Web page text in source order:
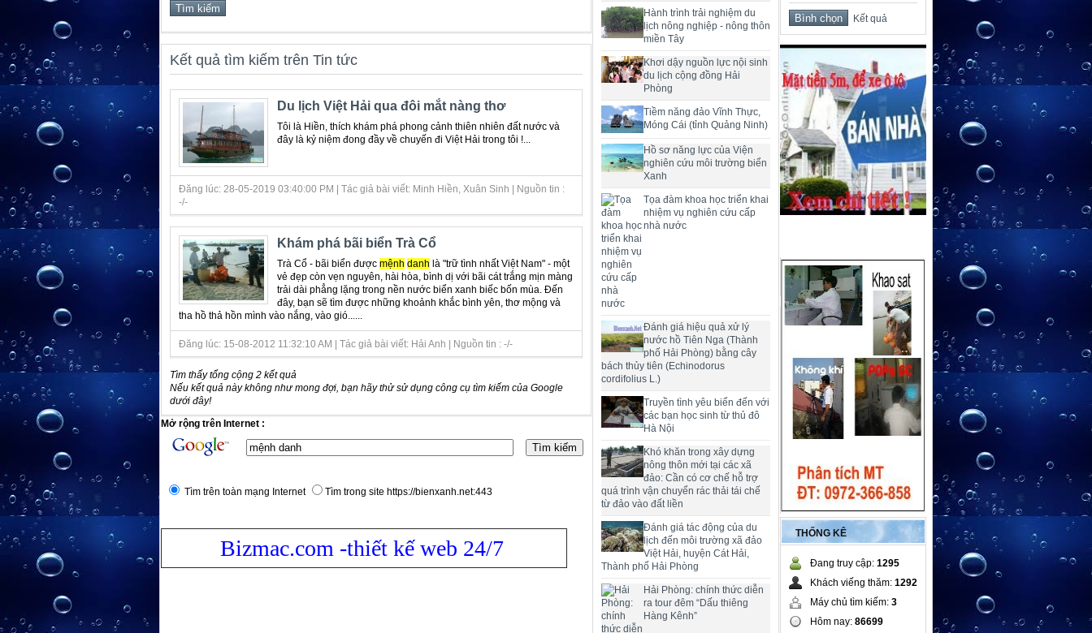
Kết quả tìm kiếm trên Tin tức
Du lịch Việt Hải qua đôi mắt nàng thơ
Tôi là Hiền, thích khám phá phong cảnh thiên nhiên đất nước và
đây là kỷ niệm đong đầy về chuyến đi Việt Hải trong tôi !...
Đăng lúc: 28-05-2019 03:40:00 PM | Tác giả bài viết: Minh Hiền, Xuân Sinh | Nguồn tin :
-/-
Khám phá bãi biển Trà Cổ
Trà Cổ - bãi biển được mệnh danh là "trữ tình nhất Việt Nam" - một
vẻ đẹp còn vẹn nguyên, hài hòa, bình dị với bãi cát trắng mịn màng
trải dài phẳng lặng trong nền nước biển xanh biếc bốn mùa. Đến
đây, bạn sẽ tìm được những khoảnh khắc bình yên, thơ mộng và
tha hồ thả hồn mình vào nắng, vào gió......
Đăng lúc: 15-08-2012 11:32:10 AM | Tác giả bài viết: Hải Anh | Nguồn tin : -/-
Tìm thấy tổng cộng 2 kết quả
Nếu kết quả này không như mong đợi, bạn hãy thử sử dụng công cụ tìm kiếm của Google
dưới đây!
Mở rộng trên Internet :
Tìm trên toàn mạng Internet Tìm trong site https://bienxanh.net:443
Bizmac.com -thiết kế web 24/7
Hành trình trải nghiệm du
lịch nông nghiệp - nông thôn
miền Tây
Khơi dậy nguồn lực nội sinh
du lịch cộng đồng Hải
Phòng
Tiềm năng đảo Vĩnh Thực,
Móng Cái (tỉnh Quảng Ninh)
Hồ sơ năng lực của Viện
nghiên cứu môi trường biển
Xanh
Tọa đàm khoa học triển khai
nhiệm vụ nghiên cứu cấp
nhà nước
Đánh giá hiệu quả xử lý
nước hồ Tiên Nga (Thành
phố Hải Phòng) bằng cây
bách thủy tiên (Echinodorus
cordifolius L.)
Truyền tình yêu biển đến với
các bạn học sinh từ thủ đô
Hà Nội
Khó khăn trong xây dựng
nông thôn mới tại các xã
đảo: Cần có cơ chế hỗ trợ
quá trình vận chuyển rác thải tái chế
từ đảo vào đất liền
Đánh giá tác động của du
lịch đến môi trường xã đảo
Việt Hải, huyện Cát Hải,
Thành phố Hải Phòng
Hải Phòng: chính thức diễn
ra tour đêm “Dấu thiêng
Hàng Kênh”
Kết quả
THỐNG KÊ
Đang truy cập: 1295
Khách viếng thăm: 1292
Máy chủ tìm kiếm: 3
Hôm nay: 86699